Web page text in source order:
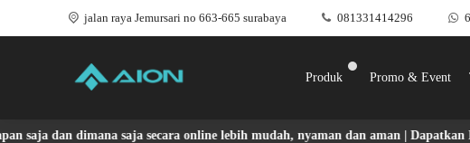
jalan raya Jemursari no 663-665 surabaya 081331414296
Produk Promo & Event
saja secara online lebih mudah, nyaman dan aman | Dapatkan Hadiah